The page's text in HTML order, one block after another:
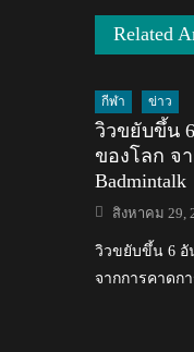
Related
กีฬา ข่าว
วิวขยับขึ้น
ของโลก จ
Badmintalk
Posted
on
สิงหาคม 29,
วิวขยับขึ้น 6 อั
จากการคาดก